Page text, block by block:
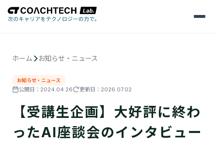
メ
ホーム お知らせ・ニュース
お知らせ・ニュース
公開日： 2024.04.26 更新日： 2026.07.02
【受講生企画】大好評に終わ
ったAI座談会のインタビュー